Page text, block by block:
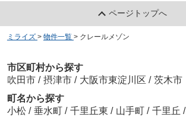
ページトップへ
ミライズ > 物件一覧 > クレールメゾン
市区町村から探す
吹田市 / 摂津市 / 大阪市東淀川区 / 茨木市
町名から探す
小松 / 垂水町 / 千里丘東 / 山手町 / 千里丘 /